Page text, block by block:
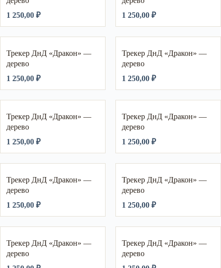
1 250,00 ₽
1 250,00 ₽
Трекер ДнД «Дракон» —
дерево
1 250,00 ₽
Трекер ДнД «Дракон» —
дерево
1 250,00 ₽
Трекер ДнД «Дракон» —
дерево
1 250,00 ₽
Трекер ДнД «Дракон» —
дерево
1 250,00 ₽
Трекер ДнД «Дракон» —
дерево
1 250,00 ₽
Трекер ДнД «Дракон» —
дерево
1 250,00 ₽
Трекер ДнД «Дракон» —
дерево
Трекер ДнД «Дракон» —
дерево